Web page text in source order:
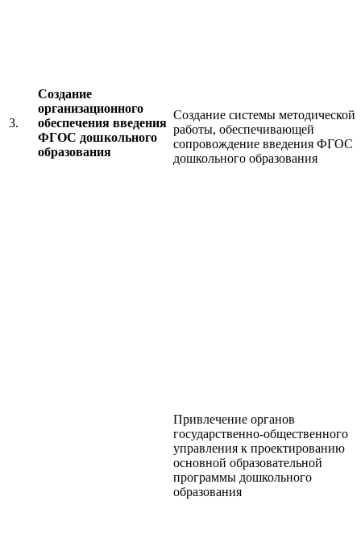
3.
Создание
организационного
обеспечения введения
ФГОС дошкольного
образования
Создание системы методической
работы, обеспечивающей
сопровождение введения ФГОС
дошкольного образования
Привлечение органов
государственно-общественного
управления к проектированию
основной образовательной
программы дошкольного
образования